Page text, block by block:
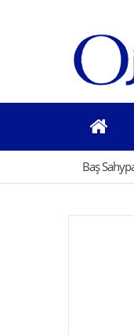
Baş